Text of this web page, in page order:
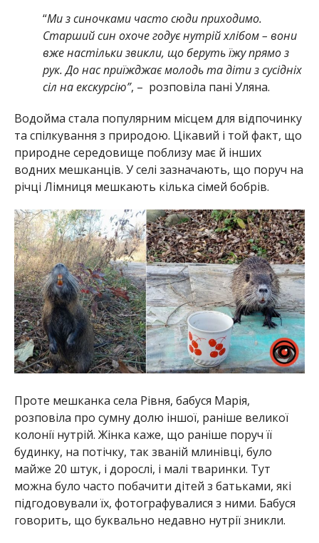
“Ми з синочками часто сюди приходимо.
Старший син охоче годує нутрій хлібом – вони
вже настільки звикли, що беруть їжу прямо з
рук. До нас приїжджає молодь та діти з сусідніх
сіл на екскурсію”, – розповіла пані Уляна.
Водойма стала популярним місцем для відпочинку
та спілкування з природою. Цікавий і той факт, що
природне середовище поблизу має й інших
водних мешканців. У селі зазначають, що поруч на
річці Лімниця мешкають кілька сімей бобрів.
Проте мешканка села Рівня, бабуся Марія,
розповіла про сумну долю іншої, раніше великої
колонії нутрій. Жінка каже, що раніше поруч її
будинку, на потічку, так званій млинівці, було
майже 20 штук, і дорослі, і малі тваринки. Тут
можна було часто побачити дітей з батьками, які
підгодовували їх, фотографувалися з ними. Бабуся
говорить, що буквально недавно нутрії зникли.